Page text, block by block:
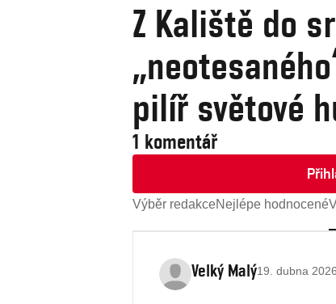
Z Kaliště do
pilíř světové
1 komentář
Výběr redakceNejlépe hodnocené
Velký Malý19. dubna